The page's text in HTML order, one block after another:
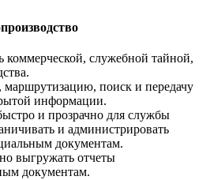
коммерческой, служебной тайной,
маршрутизацию, поиск и передачу
информации.
и прозрачно для службы
и администрировать
документам.
выгружать отчеты
документам.